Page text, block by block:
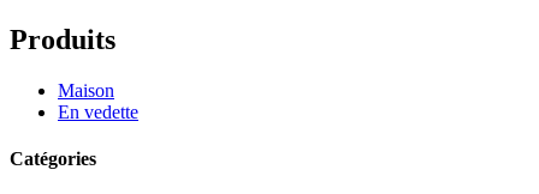
Produits
Maison
En vedette
Catégories